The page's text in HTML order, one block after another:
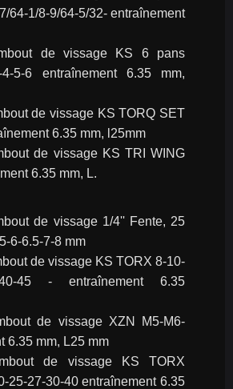
64-1/8-9/64-5/32- entraînement
4-5-6 entraînement 6.35 mm,
6.35 mm, l25mm
6.35 mm, L.
6-6.5-7-8 mm
40-45 - entraînement 6.35
6.35 mm, L25 mm
25-27-30-40 entraînement 6.35